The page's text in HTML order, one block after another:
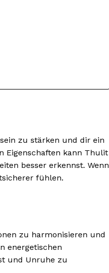
zu stärken und dir ein
Eigenschaften kann Thulit
besser erkennst. Wenn
fühlen.
zu harmonisieren und
energetischen
und Unruhe zu